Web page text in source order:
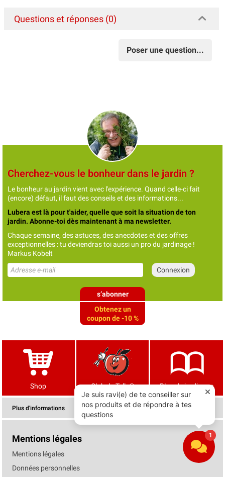
Questions et réponses (0)
Poser une question...
Cherchez-vous le bonheur dans le jardin ?
Le bonheur au jardin vient avec l'expérience. Quand celle-ci fait
(encore) défaut, il faut des conseils et des informations...
Lubera est là pour t'aider, quelle que soit la situation de ton
jardin. Abonne-toi dès maintenant à ma newsletter.
Chaque semaine, des astuces, des anecdotes et des offres
exceptionnelles : tu deviendras toi aussi un pro du jardinage !
Markus Kobelt
s’abonner
Obtenez un
coupon de -10 %
Shop Club de Tells® Blog de jardinage
Plus d'informations
Mentions légales
Mentions légales
Données personnelles